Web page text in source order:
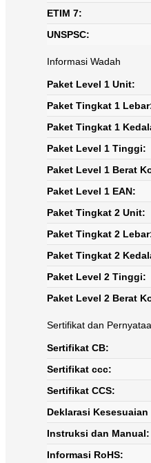
ETIM 7:
UNSPSC:
Informasi Wadah
Paket Level 1 Unit:
Paket Tingkat 1
Paket Tingkat 1
Paket Level 1 Tinggi:
Paket Level 1 Berat
Paket Level 1 EAN:
Paket Tingkat 2 Unit:
Paket Tingkat 2
Paket Tingkat 2
Paket Level 2 Tinggi:
Paket Level 2 Berat
Sertifikat dan
Sertifikat CB:
Sertifikat ccc:
Sertifikat CCS:
Deklarasi Kesesuaian
Instruksi dan Manual:
Informasi RoHS: